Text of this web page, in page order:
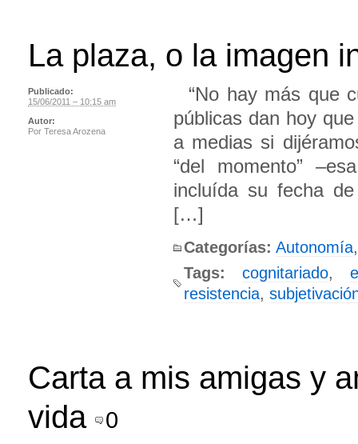
La plaza, o la imagen
“No hay más que
públicas dan hoy
a medias si
“del momento”
incluída su fecha
[…]
Categorías: Autonomía,
Tags:
cognitariado,
resistencia,
Publicado:
15/06/2011 – 10:15 am
Autor:
Por Teresa Arozena
Carta a mis amigas y
vida
0